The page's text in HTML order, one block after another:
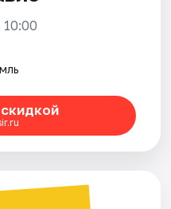
10:00